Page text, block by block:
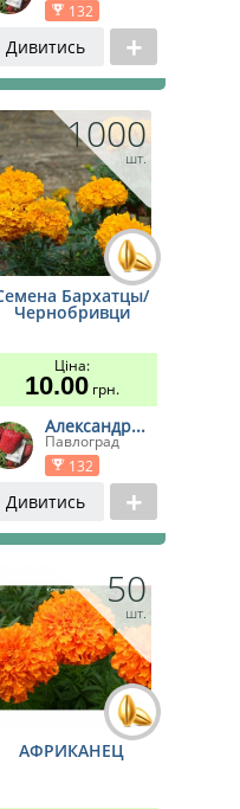
132
Дивитись
1000
шт.
Бархатцы/
Чернобривци
Ціна:
10.00грн.
Александр...
Павлоград
132
Дивитись
50
шт.
АФРИКАНЕЦ